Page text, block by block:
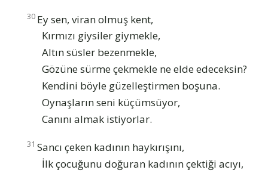
30 Ey sen, viran olmuş kent,
Kırmızı giysiler giymekle,
Altın süsler bezenmekle,
Gözüne sürme çekmekle ne elde edeceksin?
Kendini böyle güzelleştirmen boşuna.
Oynaşların seni küçümsüyor,
Canını almak istiyorlar.
31 Sancı çeken kadının haykırışını,
İlk çocuğunu doğuran kadının çektiği acıyı,